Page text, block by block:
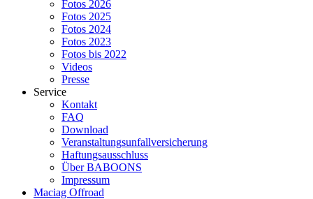
Fotos 2026
Fotos 2025
Fotos 2024
Fotos 2023
Fotos bis 2022
Videos
Presse
Service
Kontakt
FAQ
Download
Veranstaltungsunfallversicherung
Haftungsausschluss
Über BABOONS
Impressum
Maciag Offroad